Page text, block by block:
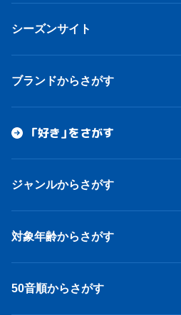
シーズンサイト
ブランドからさがす
「好き」をさがす
ジャンルからさがす
対象年齢からさがす
50音順からさがす